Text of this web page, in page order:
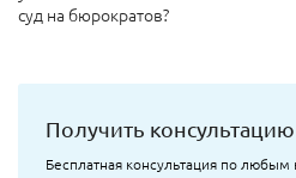
суд на бюрократов?
Получить консультацию
Бесплатная консультация по